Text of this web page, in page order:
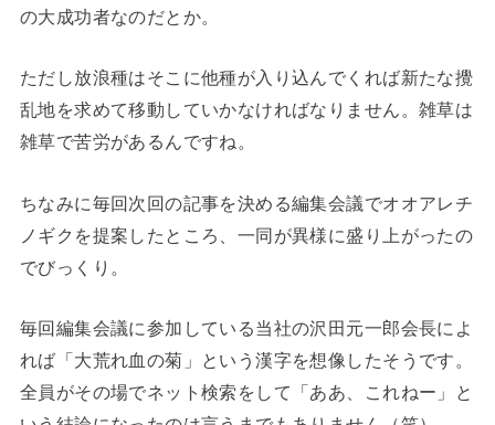
の大成功者なのだとか。
ただし放浪種はそこに他種が入り込んでくれば新たな攪
乱地を求めて移動していかなければなりません。雑草は
雑草で苦労があるんですね。
ちなみに毎回次回の記事を決める編集会議でオオアレチ
ノギクを提案したところ、一同が異様に盛り上がったの
でびっくり。
毎回編集会議に参加している当社の沢田元一郎会長によ
れば「大荒れ血の菊」という漢字を想像したそうです。
全員がその場でネット検索をして「ああ、これねー」と